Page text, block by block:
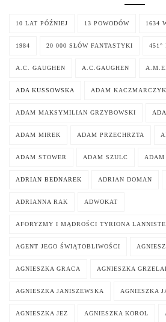
10 LAT PÓŹNIEJ 13 POWODÓW 1634
1984 20 000 SŁÓW FANTASTYKI 451°
A.C. GAUGHEN A.C.GAUGHEN
ADA KUSSOWSKA ADAM KACZMARCZYK
ADAM MAKSYMILIAN GRZYBOWSKI
ADAM MIREK ADAM PRZECHRZTA
ADAM STOWER ADAM SZULC ADAM
ADRIAN BEDNAREK ADRIAN DOMAN
ADRIANNA RAK ADWOKAT
AFORYZMY I MĄDROŚCI TYRIONA
AGENT JEGO ŚWIĄTOBLIWOŚCI
AGNIESZKA GRACA AGNIESZKA
AGNIESZKA JANISZEWSKA AGNIESZKA
AGNIESZKA JEZ AGNIESZKA KOROL